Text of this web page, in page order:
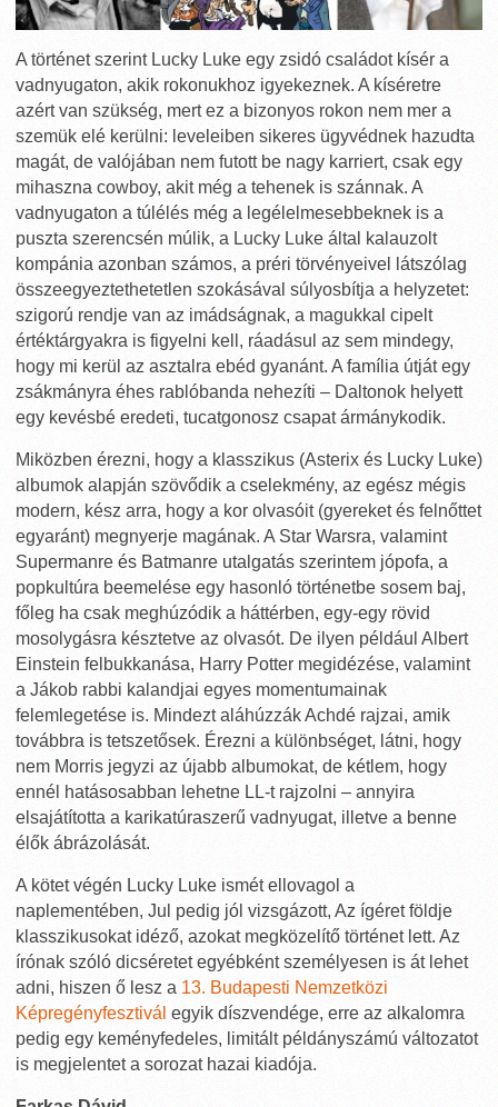
A történet szerint Lucky Luke egy zsidó családot kísér a
vadnyugaton, akik rokonukhoz igyekeznek. A kíséretre
azért van szükség, mert ez a bizonyos rokon nem mer a
szemük elé kerülni: leveleiben sikeres ügyvédnek hazudta
magát, de valójában nem futott be nagy karriert, csak egy
mihaszna cowboy, akit még a tehenek is szánnak. A
vadnyugaton a túlélés még a legélelmesebbeknek is a
puszta szerencsén múlik, a Lucky Luke által kalauzolt
kompánia azonban számos, a préri törvényeivel látszólag
összeegyeztethetetlen szokásával súlyosbítja a helyzetet:
szigorú rendje van az imádságnak, a magukkal cipelt
értéktárgyakra is figyelni kell, ráadásul az sem mindegy,
hogy mi kerül az asztalra ebéd gyanánt. A família útját egy
zsákmányra éhes rablóbanda nehezíti – Daltonok helyett
egy kevésbé eredeti, tucatgonosz csapat ármánykodik.
Miközben érezni, hogy a klasszikus (Asterix és Lucky Luke)
albumok alapján szövődik a cselekmény, az egész mégis
modern, kész arra, hogy a kor olvasóit (gyereket és felnőttet
egyaránt) megnyerje magának. A Star Warsra, valamint
Supermanre és Batmanre utalgatás szerintem jópofa, a
popkultúra beemelése egy hasonló történetbe sosem baj,
főleg ha csak meghúzódik a háttérben, egy-egy rövid
mosolygásra késztetve az olvasót. De ilyen például Albert
Einstein felbukkanása, Harry Potter megidézése, valamint
a Jákob rabbi kalandjai egyes momentumainak
felemlegetése is. Mindezt aláhúzzák Achdé rajzai, amik
továbbra is tetszetősek. Érezni a különbséget, látni, hogy
nem Morris jegyzi az újabb albumokat, de kétlem, hogy
ennél hatásosabban lehetne LL-t rajzolni – annyira
elsajátította a karikatúraszerű vadnyugat, illetve a benne
élők ábrázolását.
A kötet végén Lucky Luke ismét ellovagol a
naplementében, Jul pedig jól vizsgázott, Az ígéret földje
klasszikusokat idéző, azokat megközelítő történet lett. Az
írónak szóló dicséretet egyébként személyesen is át lehet
adni, hiszen ő lesz a 13. Budapesti Nemzetközi
Képregényfesztivál egyik díszvendége, erre az alkalomra
pedig egy keményfedeles, limitált példányszámú változatot
is megjelentet a sorozat hazai kiadója.